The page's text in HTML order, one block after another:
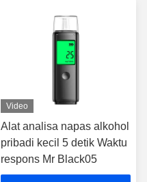
Video
Alat analisa napas alkohol
pribadi kecil 5 detik Waktu
respons Mr Black05